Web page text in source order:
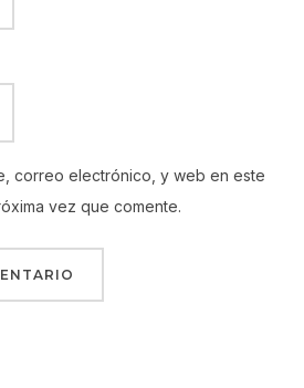
correo electrónico, y web en este
vez que comente.